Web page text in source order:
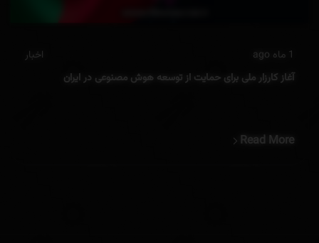
1 ماه ago
اخبار
آغاز کارزار ملی برای حمایت از توسعه هوش مصنوعی در ایران
Read More